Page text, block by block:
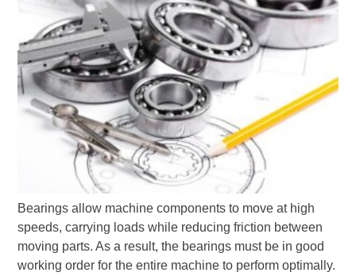
Bearings allow machine components to move at high
speeds, carrying loads while reducing friction between
moving parts. As a result, the bearings must be in good
working order for the entire machine to perform optimally.